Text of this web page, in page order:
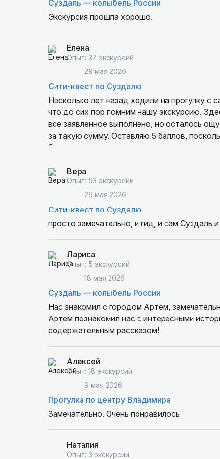
Суздаль — колыбель России
Экскурсия прошла хорошо.
Елена
Опыт: 37 экскурсий
29 мая 2026
Сити-квест по Суздалю
Несколько лет назад ходили на прогулку с
что до сих пор помним нашу экскурсию.
все заявленное выполнено, но осталось
за такую сумму. Оставляю 5 баллов,
будет и вправду интересна и взрослым, и
исторических фактов. Если впервые в
Здорово, что есть посещение
Вера
Опыт: 53 экскурсии
29 мая 2026
Сити-квест по Суздалю
просто замечательно, и гид, и сам Суздаль
Лариса
Опыт: 5 экскурсий
18 мая 2026
Суздаль — колыбель России
Нас знакомил с городом Артём,
Артем познакомил нас с интересными
содержательным рассказом!
Алексей
Опыт: 18 экскурсий
9 мая 2026
Прогулка по центру Владимира
Замечательно. Очень понравилось
Наталия
Опыт: 3 экскурсии